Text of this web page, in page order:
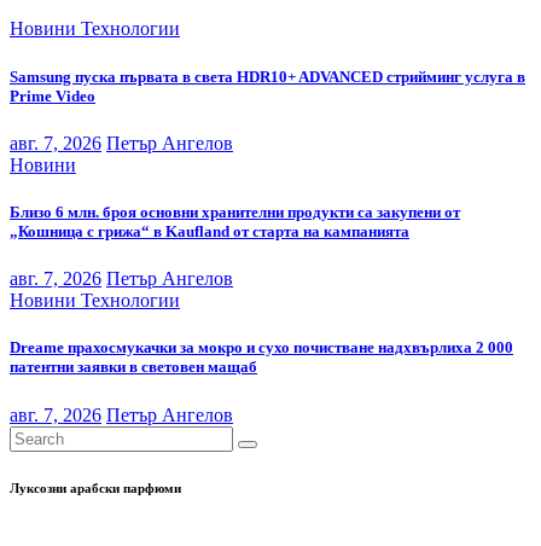
Новини Технологии
Samsung пуска първата в света HDR10+ ADVANCED стрийминг услуга в
Prime Video
авг. 7, 2026 Петър Ангелов
Новини
Близо 6 млн. броя основни хранителни продукти са закупени от
„Кошница с грижа“ в Kaufland от старта на кампанията
авг. 7, 2026 Петър Ангелов
Новини Технологии
Dreame прахосмукачки за мокро и сухо почистване надхвърлиха 2 000
патентни заявки в световен мащаб
авг. 7, 2026 Петър Ангелов
Луксозни арабски парфюми